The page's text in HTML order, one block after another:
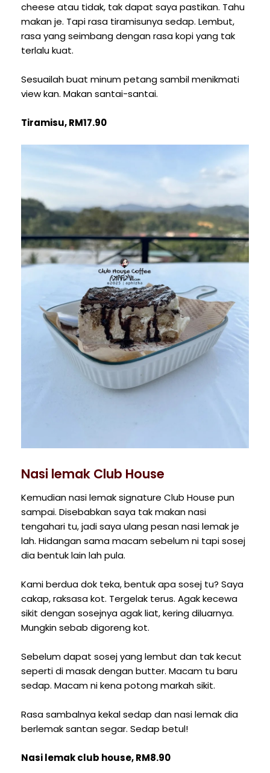
cheese atau tidak, tak dapat saya pastikan. Tahu
makan je. Tapi rasa tiramisunya sedap. Lembut,
rasa yang seimbang dengan rasa kopi yang tak
terlalu kuat.
Sesuailah buat minum petang sambil menikmati
view kan. Makan santai-santai.
Tiramisu, RM17.90
Nasi lemak Club House
Kemudian nasi lemak signature Club House pun
sampai. Disebabkan saya tak makan nasi
tengahari tu, jadi saya ulang pesan nasi lemak je
lah. Hidangan sama macam sebelum ni tapi sosej
dia bentuk lain lah pula.
Kami berdua dok teka, bentuk apa sosej tu? Saya
cakap, raksasa kot. Tergelak terus. Agak kecewa
sikit dengan sosejnya agak liat, kering diluarnya.
Mungkin sebab digoreng kot.
Sebelum dapat sosej yang lembut dan tak kecut
seperti di masak dengan butter. Macam tu baru
sedap. Macam ni kena potong markah sikit.
Rasa sambalnya kekal sedap dan nasi lemak dia
berlemak santan segar. Sedap betul!
Nasi lemak club house, RM8.90